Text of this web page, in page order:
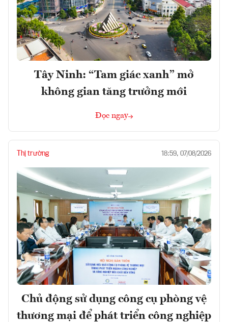
Tây Ninh: “Tam giác xanh” mở
không gian tăng trưởng mới
Đọc ngay
Thị trường 18:59, 07/08/2026
Chủ động sử dụng công cụ phòng vệ
thương mại để phát triển công nghiệp